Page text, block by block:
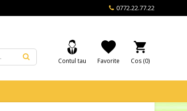
0772.22.77.22
Cos (0)
Favorite
Contul tau